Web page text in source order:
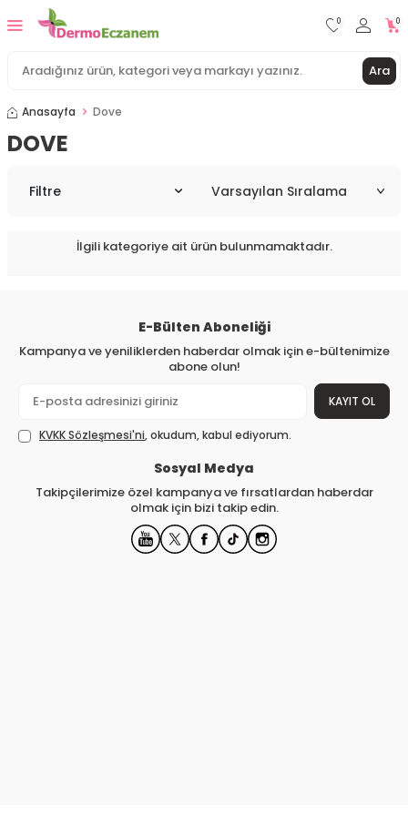
Ara
0 0
Anasayfa Dove
DOVE
Filtre
İlgili kategoriye ait ürün bulunmamaktadır.
E-Bülten Aboneliği
Kampanya ve yeniliklerden haberdar olmak için e-bültenimize
abone olun!
KAYIT OL
KVKK Sözleşmesi'ni, okudum, kabul ediyorum.
Sosyal Medya
Takipçilerimize özel kampanya ve fırsatlardan haberdar
olmak için bizi takip edin.